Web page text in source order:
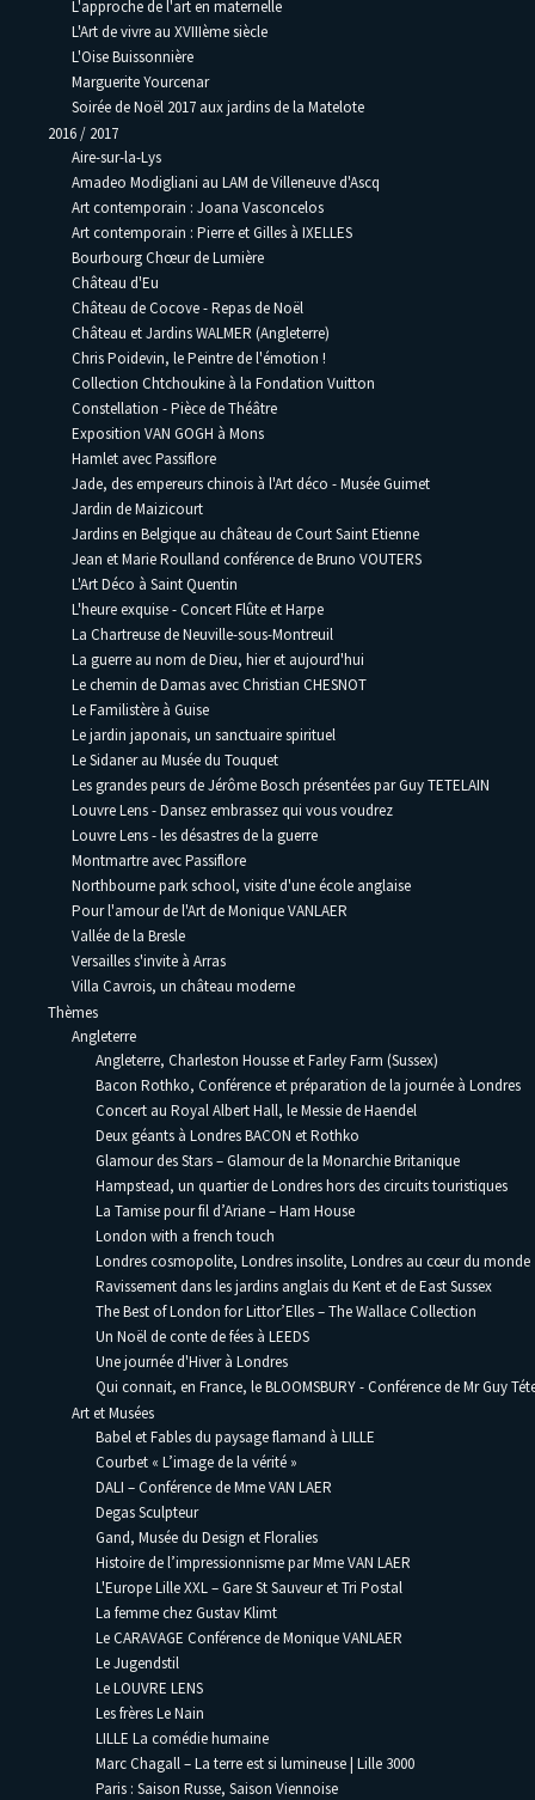
L'approche de l'art en maternelle
L'Art de vivre au XVIIIème siècle
L'Oise Buissonnière
Marguerite Yourcenar
Soirée de Noël 2017 aux jardins de la Matelote
2016 / 2017
Aire-sur-la-Lys
Amadeo Modigliani au LAM de Villeneuve d'Ascq
Art contemporain : Joana Vasconcelos
Art contemporain : Pierre et Gilles à IXELLES
Bourbourg Chœur de Lumière
Château d'Eu
Château de Cocove - Repas de Noël
Château et Jardins WALMER (Angleterre)
Chris Poidevin, le Peintre de l'émotion !
Collection Chtchoukine à la Fondation Vuitton
Constellation - Pièce de Théâtre
Exposition VAN GOGH à Mons
Hamlet avec Passiflore
Jade, des empereurs chinois à l'Art déco - Musée Guimet
Jardin de Maizicourt
Jardins en Belgique au château de Court Saint Etienne
Jean et Marie Roulland conférence de Bruno VOUTERS
L'Art Déco à Saint Quentin
L'heure exquise - Concert Flûte et Harpe
La Chartreuse de Neuville-sous-Montreuil
La guerre au nom de Dieu, hier et aujourd'hui
Le chemin de Damas avec Christian CHESNOT
Le Familistère à Guise
Le jardin japonais, un sanctuaire spirituel
Le Sidaner au Musée du Touquet
Les grandes peurs de Jérôme Bosch présentées par Guy TETELAIN
Louvre Lens - Dansez embrassez qui vous voudrez
Louvre Lens - les désastres de la guerre
Montmartre avec Passiflore
Northbourne park school, visite d'une école anglaise
Pour l'amour de l'Art de Monique VANLAER
Vallée de la Bresle
Versailles s'invite à Arras
Villa Cavrois, un château moderne
Thèmes
Angleterre
Angleterre, Charleston Housse et Farley Farm (Sussex)
Bacon Rothko, Conférence et préparation de la journée à Londres
Concert au Royal Albert Hall, le Messie de Haendel
Deux géants à Londres BACON et Rothko
Glamour des Stars – Glamour de la Monarchie Britanique
Hampstead, un quartier de Londres hors des circuits touristiques
La Tamise pour fil d’Ariane – Ham House
London with a french touch
Londres cosmopolite, Londres insolite, Londres au cœur du monde
Ravissement dans les jardins anglais du Kent et de East Sussex
The Best of London for Littor’Elles – The Wallace Collection
Un Noël de conte de fées à LEEDS
Une journée d'Hiver à Londres
Qui connait, en France, le BLOOMSBURY - Conférence de Mr Guy
Art et Musées
Babel et Fables du paysage flamand à LILLE
Courbet « L’image de la vérité »
DALI – Conférence de Mme VAN LAER
Degas Sculpteur
Gand, Musée du Design et Floralies
Histoire de l’impressionnisme par Mme VAN LAER
L'Europe Lille XXL – Gare St Sauveur et Tri Postal
La femme chez Gustav Klimt
Le CARAVAGE Conférence de Monique VANLAER
Le Jugendstil
Le LOUVRE LENS
Les frères Le Nain
LILLE La comédie humaine
Marc Chagall – La terre est si lumineuse | Lille 3000
Paris : Saison Russe, Saison Viennoise